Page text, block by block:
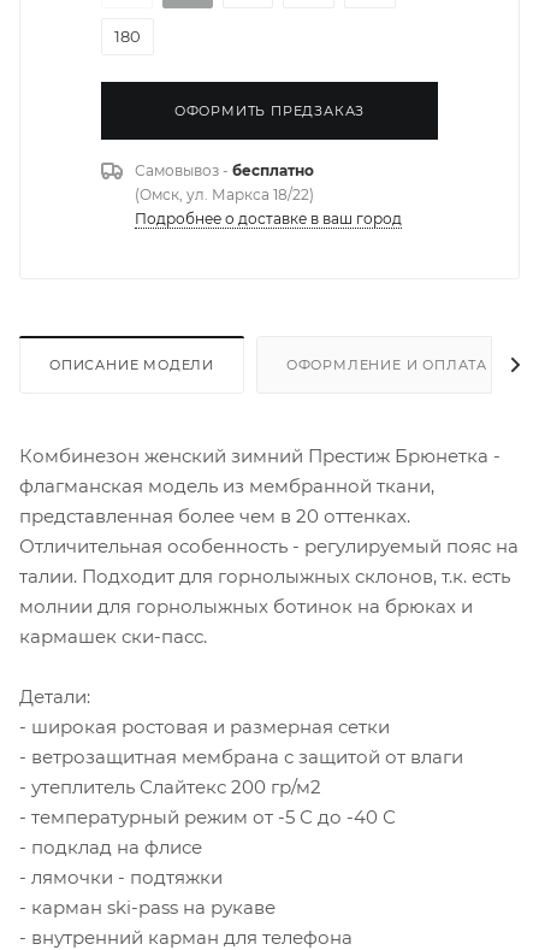
180
ОФОРМИТЬ ПРЕДЗАКАЗ
Самовывоз - бесплатно
(Омск, ул. Маркса 18/22)
Подробнее о доставке в ваш город
ОПИСАНИЕ МОДЕЛИ ОФОРМЛЕНИЕ И ОПЛАТА
Комбинезон женский зимний Престиж Брюнетка -
флагманская модель из мембранной ткани,
представленная более чем в 20 оттенках.
Отличительная особенность - регулируемый пояс на
талии. Подходит для горнолыжных склонов, т.к. есть
молнии для горнолыжных ботинок на брюках и
кармашек ски-пасс.
Детали:
- широкая ростовая и размерная сетки
- ветрозащитная мембрана с защитой от влаги
- утеплитель Слайтекс 200 гр/м2
- температурный режим от -5 С до -40 С
- подклад на флисе
- лямочки - подтяжки
- карман ski-pass на рукаве
- внутренний карман для телефона